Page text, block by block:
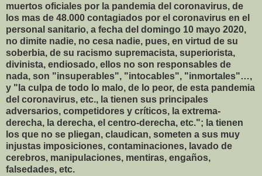
muertos oficiales por la pandemia del coronavirus, de
los mas de 48.000 contagiados por el coronavirus en el
personal sanitario, a fecha del domingo 10 mayo 2020,
no dimite nadie, no cesa nadie, pues, en virtud de su
soberbia, de su racismo supremacista, superiorista,
divinista, endiosado, ellos no son responsables de
nada, son "insuperables", "intocables", "inmortales"…,
y "la culpa de todo lo malo, de lo peor, de esta pandemia
del coronavirus, etc., la tienen sus principales
adversarios, competidores y críticos, la extrema-
derecha, la derecha, el centro-derecha, etc."; la tienen
los que no se pliegan, claudican, someten a sus muy
injustas imposiciones, contaminaciones, lavado de
cerebros, manipulaciones, mentiras, engaños,
falsedades, etc.